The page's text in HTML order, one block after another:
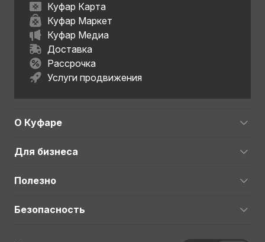
Куфар Карта
Куфар Маркет
Куфар Медиа
Доставка
Рассрочка
Услуги продвижения
О Куфаре
Для бизнеса
Полезно
Безопасность